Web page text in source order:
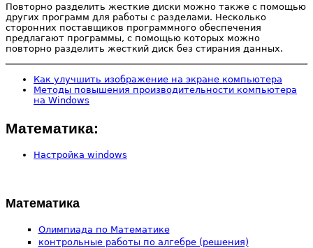
Повторно разделить жесткие диски можно также с помощью
других программ для работы с разделами. Несколько
сторонних поставщиков программного обеспечения
предлагают программы, с помощью которых можно
повторно разделить жесткий диск без стирания данных.
Как улучшить изображение на экране компьютера
Методы повышения производительности компьютера
на Windows
Математика:
Настройка windows
Математика
Олимпиада по Математике
контрольные работы по алгебре (решения)